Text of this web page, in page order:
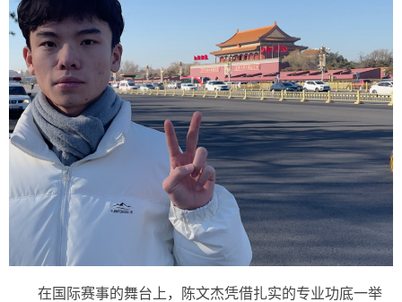
在国际赛事的舞台上，陈文杰凭借扎实的专业功底一举